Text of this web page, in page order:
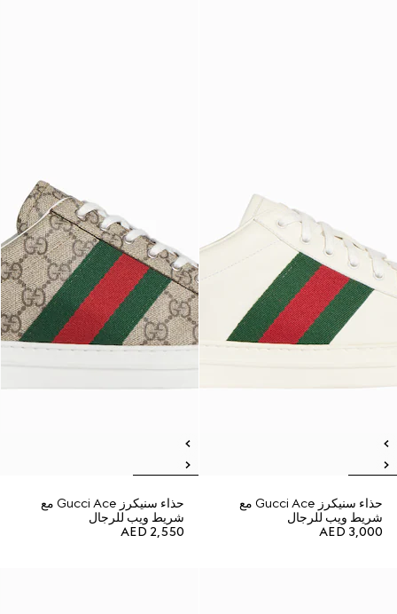
حذاء سنيكرز Gucci Ace مع
شريط ويب للرجال
AED 3,000
حذاء سنيكرز Gucci Ace مع
شريط ويب للرجال
AED 2,550